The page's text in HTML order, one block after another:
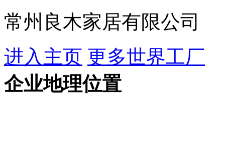
常州良木家居有限公司
进入主页 更多世界工厂
企业地理位置